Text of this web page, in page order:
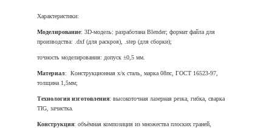
Характеристики:
Моделирование: 3D‑модель: разработана Blender; формат файла для
производства: .dxf (для раскроя), .step (для сборки);
точность моделирования: допуск ±0,5 мм.
Материал: Конструкционная х/к сталь, марка 08пс, ГОСТ 16523-97,
толщина 1,5мм;
Технология изготовления: высокоточная лазерная резка, гибка, сварка
TIG, зачистка.
Конструкция: объёмная композиция из множества плоских граней,